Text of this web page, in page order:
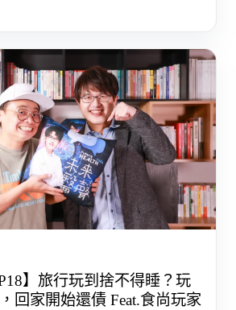
】旅行玩到捨不得睡？玩
回家開始還債 Feat.食尚玩家